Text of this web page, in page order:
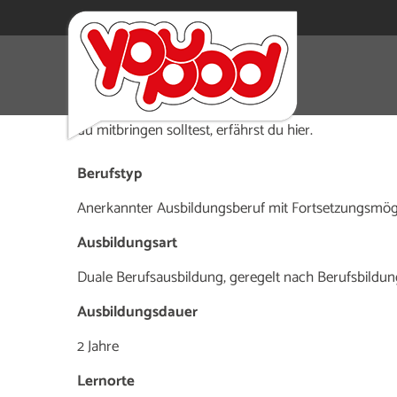
Fürs Telefonieren bezahlt werden – für viele ein
rhetorische Fähigkeiten. Was eine
du mitbringen solltest, erfährst du hier.
Berufstyp
Anerkannter Ausbildungsberuf mit
Ausbildungsart
Duale Berufsausbildung, geregelt nach
Ausbildungsdauer
2 Jahre
Lernorte